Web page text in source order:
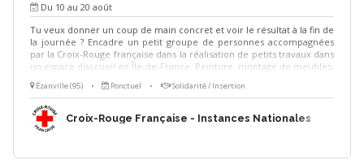
Du 10 au 20 août
Tu veux donner un coup de main concret et voir le résultat à la fin de
la journée ? Encadre un petit groupe de personnes accompagnées
par la Croix-Rouge française dans la réalisation de petits travaux dans
un espace d'accueil en Île-de-France. Peinture, montage de meubles,
journées. Un bon niveau en bricolage est recommandé, c'est toi
valider leur faisabilité en amont -Établir la liste des consommables à
acheter -Encadrer et transmettre les gestes techniques aux
Ézanville (95) • Ponctuel • Solidarité / Insertion
Croix-Rouge Française - Instances Nationales